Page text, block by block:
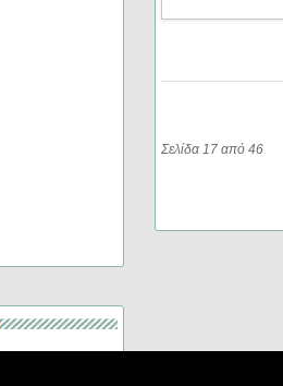
Σελίδα 17 από 46